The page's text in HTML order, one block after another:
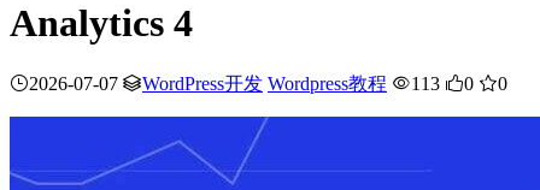
Analytics 4
2026-07-07 WordPress开发 Wordpress教程 113 0 0